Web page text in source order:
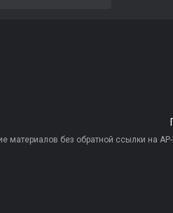
материалов без обратной ссылки на